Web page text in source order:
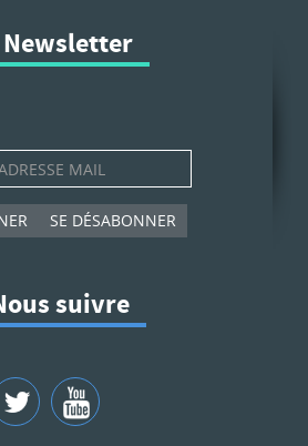
Newsletter
SE DÉSABONNER
suivre